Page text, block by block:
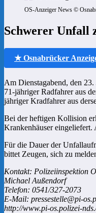
OS-Anzeiger News ©
Schwerer Unfall
★ Osnabrücker
Am Dienstagabend, den
71-jähriger Radfahrer aus
jähriger Kradfahrer aus
Bei der heftigen Kollision
Krankenhäuser eingeliefert.
Für die Dauer der
bittet Zeugen, sich zu
Kontakt: Polizeiinspektion
Michael Außendorf
Telefon: 0541/327-2073
E-Mail: pressestelle@pi-
http://www.pi-os.polizei-